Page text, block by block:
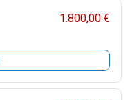
1.800,00 €